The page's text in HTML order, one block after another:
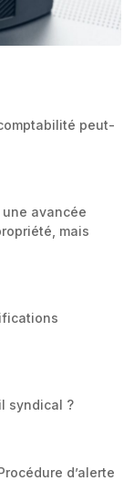
peut-
avancée
mais
syndical ?
d’alerte